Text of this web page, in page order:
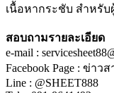
เนื้อหากระชับ สำหรับ
สอบถามรายละเอียด
e-mail :
Facebook Page : ข่าว
Line : @SHEET888